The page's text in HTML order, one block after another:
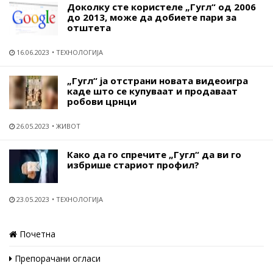
Доколку сте користеле „Гугл“ од 2006
до 2013, може да добиете пари за
отштета
16.06.2023 ТЕХНОЛОГИЈА
„Гугл“ ја отстрани новата видеоигра
каде што се купуваат и продаваат
робови црнци
26.05.2023 ЖИВОТ
Како да го спречите „Гугл“ да ви го
избрише стариот профил?
23.05.2023 ТЕХНОЛОГИЈА
Почетна
Препорачани огласи